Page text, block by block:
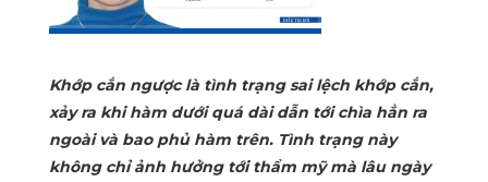
Khớp cắn ngược là tình trạng sai lệch khớp cắn,
xảy ra khi hàm dưới quá dài dẫn tới chìa hẳn ra
ngoài và bao phủ hàm trên. Tình trạng này
không chỉ ảnh hưởng tới thẩm mỹ mà lâu ngày